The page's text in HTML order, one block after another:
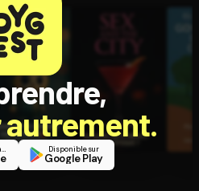
autrement.
Télécharger dans Disponible sur
Google Play